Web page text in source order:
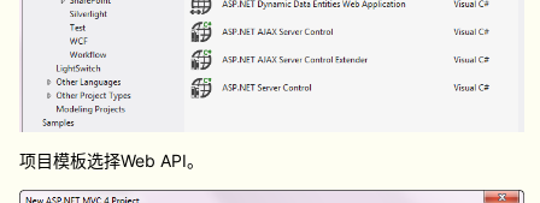
项目模板选择Web API。